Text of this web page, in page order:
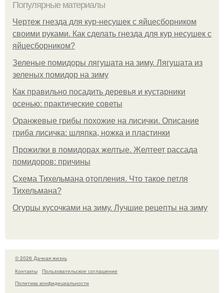
Популярные материалы
Чертеж гнезда для кур-несушек с яйцесборником
своими руками. Как сделать гнезда для кур несушек с
яйцесборником?
Зеленые помидоры лягушата на зиму. Лягушата из
зеленых помидор на зиму
Как правильно посадить деревья и кустарники
осенью: практические советы
Оранжевые грибы похожие на лисички. Описание
гриба лисичка: шляпка, ножка и пластинки
Прожилки в помидорах желтые. Желтеет рассада
помидоров: причины
Схема Тихельмана отопления. Что такое петля
Тихельмана?
Огурцы кусочками на зиму. Лучшие рецепты на зиму
© 2026 Дачная жизнь
Контакты
Пользовательское соглашение
Политика конфидециальности